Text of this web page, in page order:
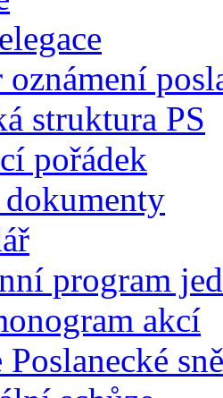
oznámení
struktura PS
pořádek
dokumenty
program
akcí
Poslanecké